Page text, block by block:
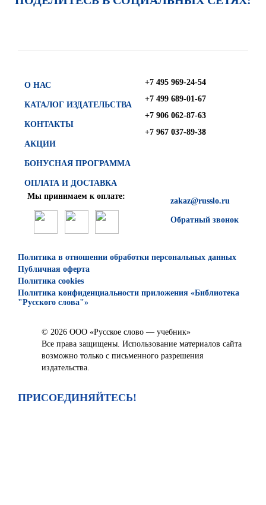
О НАС
КАТАЛОГ ИЗДАТЕЛЬСТВА
КОНТАКТЫ
АКЦИИ
БОНУСНАЯ ПРОГРАММА
ОПЛАТА И ДОСТАВКА
+7 495 969-24-54
+7 499 689-01-67
+7 906 062-87-63
+7 967 037-89-38
zakaz@russlo.ru
Обратный звонок
Мы принимаем к оплате:
Политика в отношении обработки персональных данных
Публичная оферта
Политика cookies
Политика конфиденциальности приложения «Библиотека
"Русского слова"»
© 2026 ООО «Русское слово — учебник»
Все права защищены. Использование материалов сайта
возможно только с письменного разрешения
издательства.
ПРИСОЕДИНЯЙТЕСЬ!